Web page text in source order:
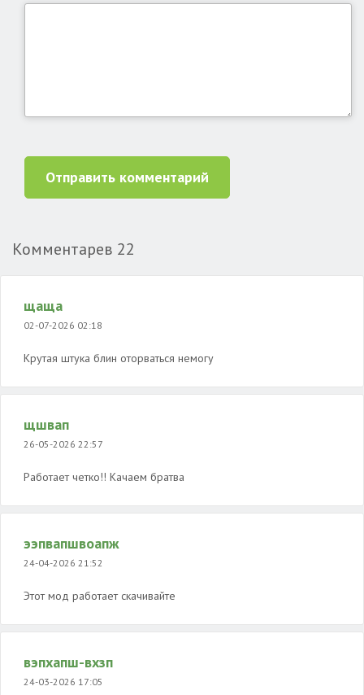
Отправить комментарий
Комментарев 22
щаща
02-07-2026 02:18
Крутая штука блин оторваться немогу
щшвап
26-05-2026 22:57
Работает четко!! Качаем братва
ээпвапшвоапж
24-04-2026 21:52
Этот мод работает скачивайте
вэпхапш-вхзп
24-03-2026 17:05